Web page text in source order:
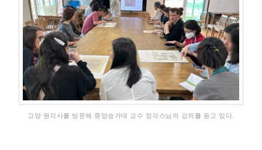
고양 원각사를 방문해 중앙승가대 교수 정각스님의 강의를 듣고 있다.